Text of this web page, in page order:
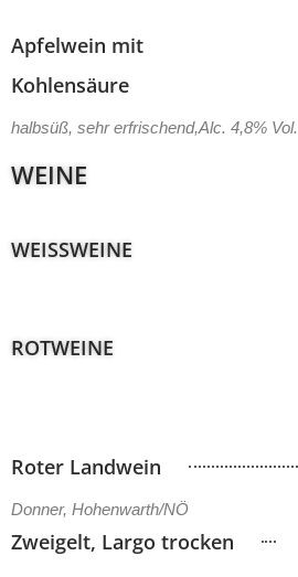
Apfelwein mit
Kohlensäure
halbsüß, sehr erfrischend,Alc. 4,8% Vol.
WEINE
WEISSWEINE
ROTWEINE
Roter Landwein
Donner, Hohenwarth/NÖ
Zweigelt, Largo trocken